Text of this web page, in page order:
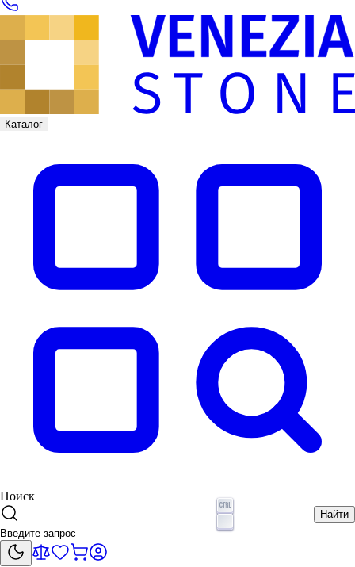
Каталог
Поиск
Найти